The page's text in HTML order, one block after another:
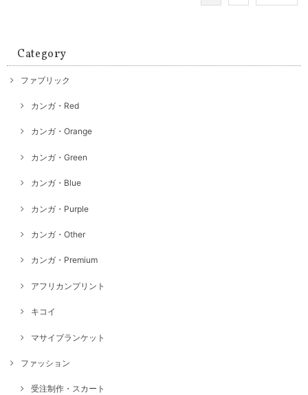
Category
ファブリック
カンガ・Red
カンガ・Orange
カンガ・Green
カンガ・Blue
カンガ・Purple
カンガ・Other
カンガ・Premium
アフリカンプリント
キコイ
マサイブランケット
ファッション
受注制作・スカート